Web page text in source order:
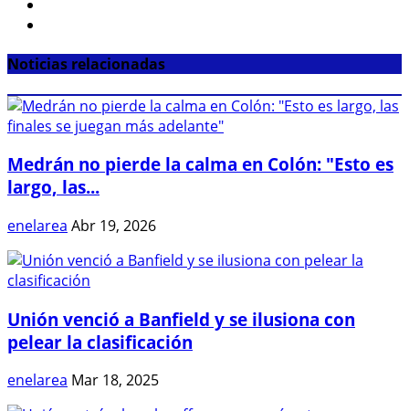
Noticias relacionadas
Medrán no pierde la calma en Colón: "Esto es
largo, las...
enelarea Abr 19, 2026
Unión venció a Banfield y se ilusiona con
pelear la clasificación
enelarea Mar 18, 2025